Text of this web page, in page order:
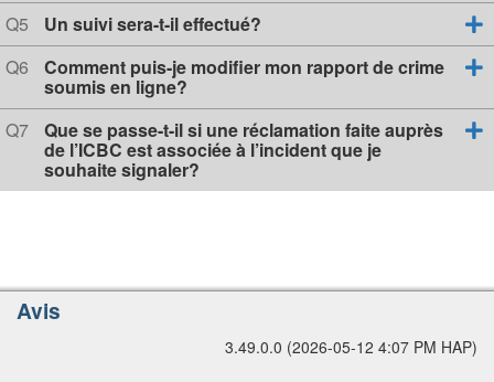
lp
l
f
i
é
e
2i
o
n
3
e
s
t
i
o
n
4
Q
u
e
s
t
i
o
n
5
Q5
Un suivi sera-t-il effectué?
Q
u
e
s
t
i
o
Q6 Comment puis-je modifier mon rapport de crime
soumis en ligne?
Q
u
e
s
7
Q7 Que se passe-t-il si une réclamation faite auprès
de l’ICBC est associée à l’incident que je
souhaite signaler?
O
Avis
3.49.0.0 (2026-05-12 4:07 PM HAP)